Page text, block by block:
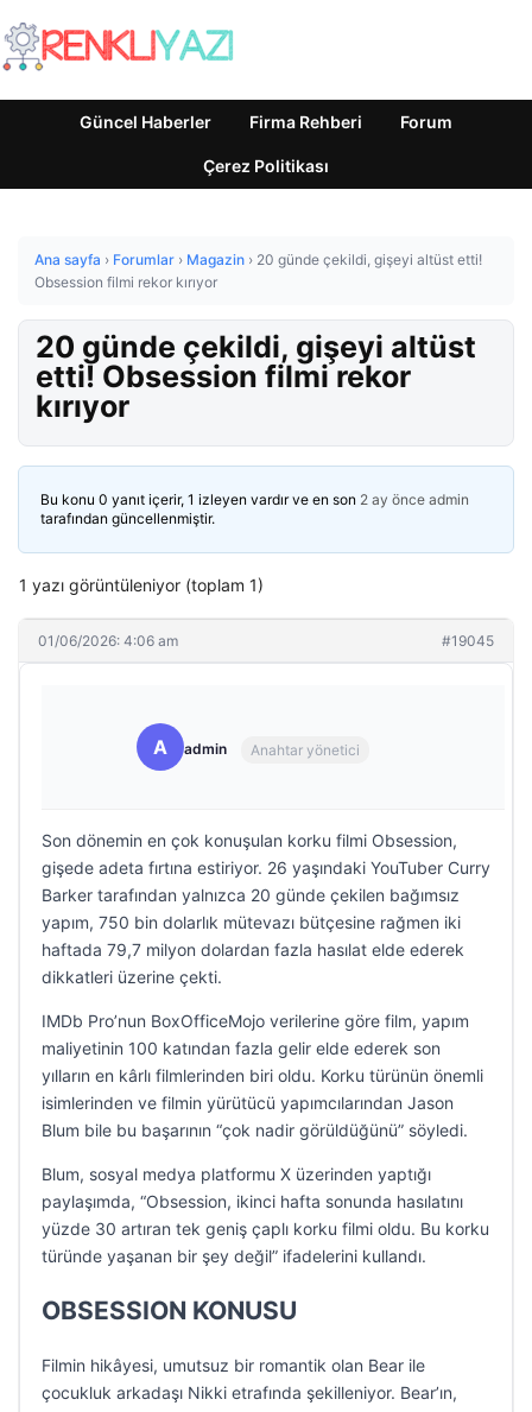
Güncel Haberler Firma Rehberi Forum
Çerez Politikası
Ana sayfa › Forumlar › Magazin › 20 günde çekildi, gişeyi altüst etti!
Obsession filmi rekor kırıyor
20 günde çekildi, gişeyi altüst
etti! Obsession filmi rekor
kırıyor
Bu konu 0 yanıt içerir, 1 izleyen vardır ve en son 2 ay önce admin
tarafından güncellenmiştir.
1 yazı görüntüleniyor (toplam 1)
01/06/2026: 4:06 am #19045
A admin Anahtar yönetici
Son dönemin en çok konuşulan korku filmi Obsession,
gişede adeta fırtına estiriyor. 26 yaşındaki YouTuber Curry
Barker tarafından yalnızca 20 günde çekilen bağımsız
yapım, 750 bin dolarlık mütevazı bütçesine rağmen iki
haftada 79,7 milyon dolardan fazla hasılat elde ederek
dikkatleri üzerine çekti.
IMDb Pro’nun BoxOfficeMojo verilerine göre film, yapım
maliyetinin 100 katından fazla gelir elde ederek son
yılların en kârlı filmlerinden biri oldu. Korku türünün önemli
isimlerinden ve filmin yürütücü yapımcılarından Jason
Blum bile bu başarının “çok nadir görüldüğünü” söyledi.
Blum, sosyal medya platformu X üzerinden yaptığı
paylaşımda, “Obsession, ikinci hafta sonunda hasılatını
yüzde 30 artıran tek geniş çaplı korku filmi oldu. Bu korku
türünde yaşanan bir şey değil” ifadelerini kullandı.
OBSESSION KONUSU
Filmin hikâyesi, umutsuz bir romantik olan Bear ile
çocukluk arkadaşı Nikki etrafında şekilleniyor. Bear’ın,